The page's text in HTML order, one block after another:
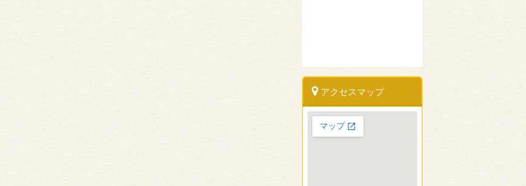
アクセスマップ